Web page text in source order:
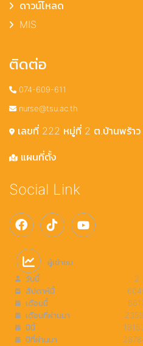
ดาวน์โหลด
MIS
ติดต่อ
074-609-611
nurse@tsu.ac.th
เลขที่ 222 หมู่ที่ 2 ต.บ้านพร้า
แผนที่ตั้ง
Social Link
ผู้เข้าชม
วันนี้
2
สัปดาห์นี้
เดือนนี้
เดือนที่ผ่านมา
ปีนี้
ปีที่ผ่านมา